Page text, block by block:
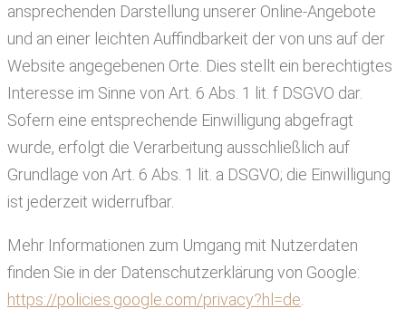
ansprechenden Darstellung unserer Online-Angebote
und an einer leichten Auffindbarkeit der von uns auf der
Website angegebenen Orte. Dies stellt ein berechtigtes
Interesse im Sinne von Art. 6 Abs. 1 lit. f DSGVO dar.
Sofern eine entsprechende Einwilligung abgefragt
wurde, erfolgt die Verarbeitung ausschließlich auf
Grundlage von Art. 6 Abs. 1 lit. a DSGVO; die Einwilligung
ist jederzeit widerrufbar.
Mehr Informationen zum Umgang mit Nutzerdaten
finden Sie in der Datenschutzerklärung von Google:
https://policies.google.com/privacy?hl=de